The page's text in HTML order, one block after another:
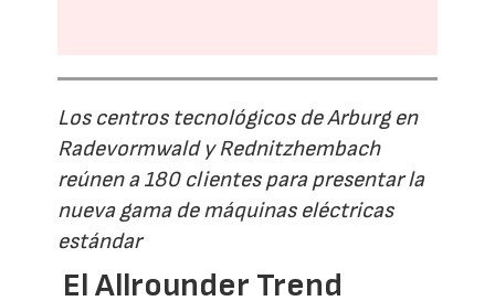
Los centros tecnológicos de Arburg en
Radevormwald y Rednitzhembach
reúnen a 180 clientes para presentar la
nueva gama de máquinas eléctricas
estándar
El Allrounder Trend